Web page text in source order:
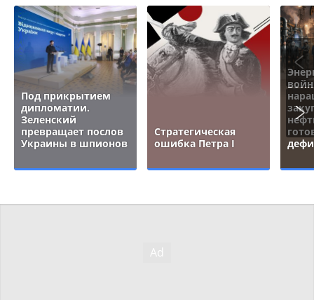
Под прикрытием
дипломатии.
Зеленский
превращает послов
Украины в шпионов
Стратегическая
ошибка Петра I